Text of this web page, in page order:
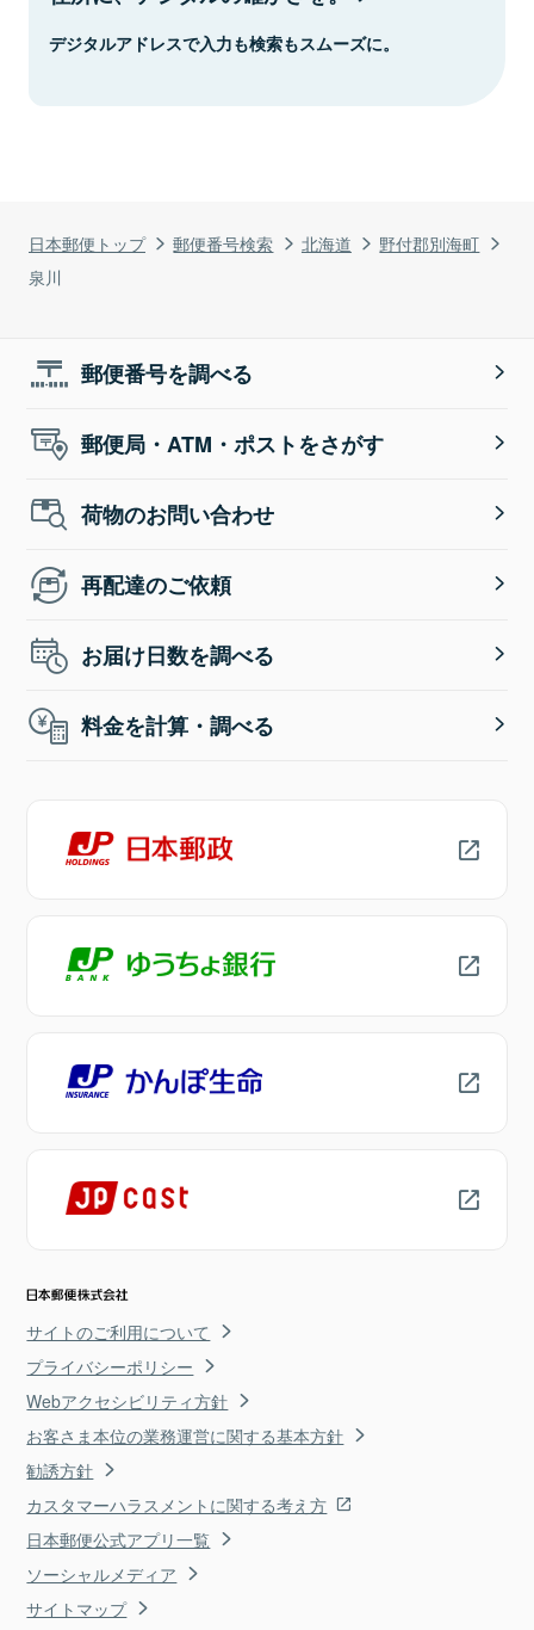
日本郵便トップ 郵便番号検索 北海道
野付郡別海町
泉川
デジタルアドレスで入力も検索もスムーズに。
郵便番号を調べる
郵便局・ATM・ポストをさがす
荷物のお問い合わせ
再配達のご依頼
お届け日数を調べる
料金を計算・調べる
サイトのご利用について
プライバシーポリシー
Webアクセシビリティ方針
お客さま本位の業務運営に関する基本方針
勧誘方針
カスタマーハラスメントに関する考え方
日本郵便公式アプリ一覧
ソーシャルメディア
サイトマップ